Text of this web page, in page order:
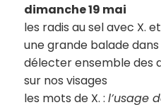
dimanche 19 mai
les radis au sel avec X. et
une grande balade
délecter ensemble des
sur nos visages
les mots de X. :l’usage